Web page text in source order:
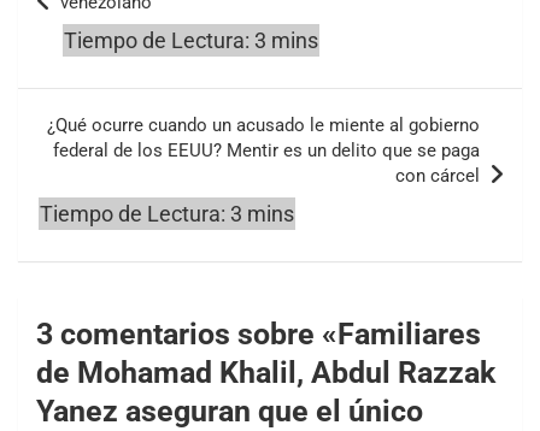
entradas
¿Qué ocurre cuando un acusado le miente al gobierno
federal de los EEUU? Mentir es un delito que se paga
con cárcel
3 comentarios sobre «Familiares
de Mohamad Khalil, Abdul Razzak
Yanez aseguran que el único